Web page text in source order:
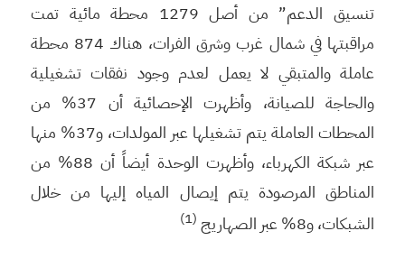
تنسيق الدعم” من أصل 1279 محطة مائية تمت
مراقبتها في شمال غرب وشرق الفرات، هناك 874 محطة
عاملة والمتبقي لا يعمل لعدم وجود نفقات تشغيلية
والحاجة للصيانة، وأظهرت الإحصائية أن 37% من
المحطات العاملة يتم تشغيلها عبر المولدات، و37% منها
عبر شبكة الكهرباء، وأظهرت الوحدة أيضاً أن 88% من
المناطق المرصودة يتم إيصال المياه إليها من خلال
الشبكات، و8% عبر الصهاريج
(1)